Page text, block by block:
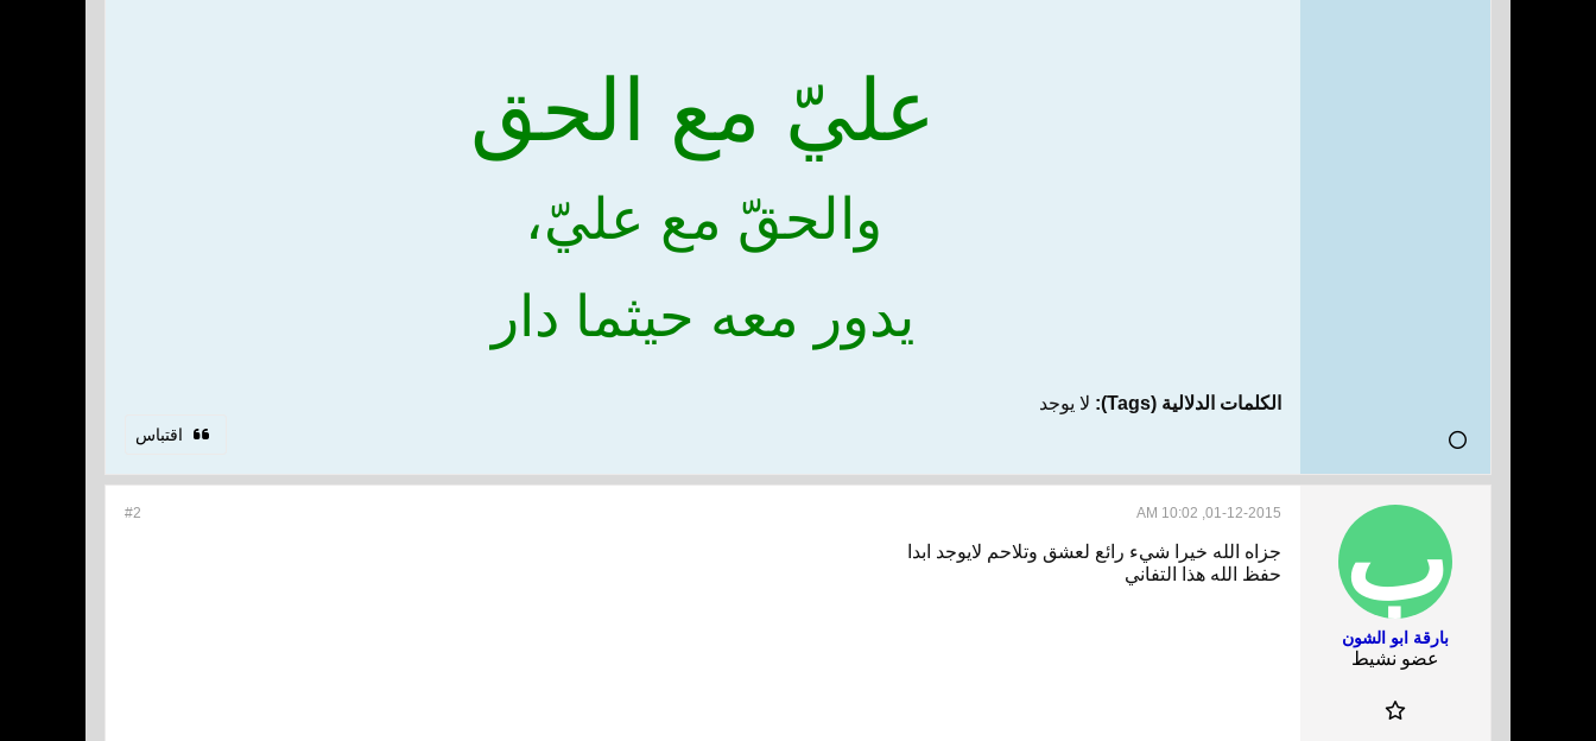
عليّ مع الحق
والحقّ مع عليّ،
يدور معه حيثما دار
الكلمات الدلالية (Tags): لا يوجد
اقتباس
بارقة ابو الشون
عضو نشيط
#2 01-12-2015, 10:02 AM
جزاه الله خيرا شيء رائع لعشق وتلاحم لايوجد ابدا
حفظ الله هذا التفاني